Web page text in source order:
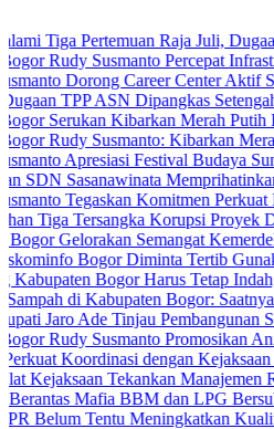
Pertemuan Raja Juli, Dugaan
Susmanto Percepat Infrastruktur
Dorong Career Center Aktif Setiap
TPP ASN Dipangkas Setengah
Kibarkan Merah Putih
Susmanto: Kibarkan Merah
Apresiasi Festival Budaya Sunda,
Sasanawinata Memprihatinkan,
Tegaskan Komitmen Perkuat
Tersangka Korupsi Proyek
Semangat Kemerdekaan
Bogor Diminta Tertib Gunakan
Bogor Harus Tetap Indah,
di Kabupaten Bogor: Saatnya
Ade Tinjau Pembangunan Sekolah
Susmanto Promosikan
Koordinasi dengan Kejaksaan
Tekankan Manajemen Risiko
Mafia BBM dan LPG Bersubsidi,
Tentu Meningkatkan Kualitas